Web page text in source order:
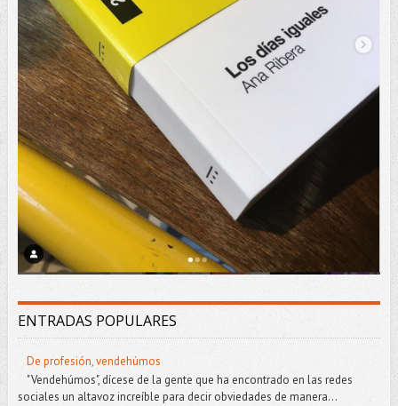
ENTRADAS POPULARES
De profesión, vendehúmos
"Vendehúmos", dícese de la gente que ha encontrado en las redes
sociales un altavoz increíble para decir obviedades de manera...